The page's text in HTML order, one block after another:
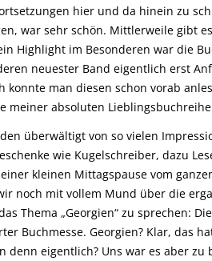
hier und da hinein zu
war sehr schön. Mittlerweile gibt
Highlight im Besonderen war die
neuester Band eigentlich erst
konnte man diesen schon vorab
meiner absoluten
überwältigt von so vielen
wie Kugelschreiber, dazu
kleinen Mittagspause vom
noch mit vollem Mund über die
Thema „Georgien“ zu sprechen:
Buchmesse. Georgien? Klar, das
denn eigentlich? Uns war es aber